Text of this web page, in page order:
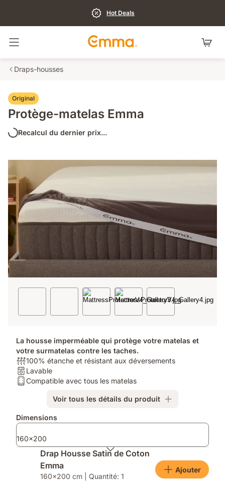
Hot Deals
Basculer la navigation
Draps-housses
Original
Protège-matelas Emma
Recalcul du dernier prix...
La housse imperméable qui protège votre matelas et
votre surmatelas contre les taches.
Respirabilité:
100%
étanche
déversements
100% étanche et résistant aux déversements
Entretien:
Lavable
Lavable
Type
avec
les
matelas
Compatible avec tous les matelas
Voir tous les détails du produit
Produits
Dimensions
160x200
Drap Housse Satin de Coton
Emma
160x200 cm | Quantité: 1
Ajouter